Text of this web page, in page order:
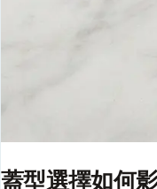
蓋型選擇如何